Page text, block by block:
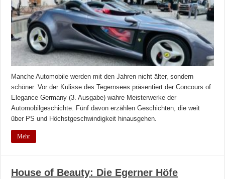
Manche Automobile werden mit den Jahren nicht älter, sondern
schöner. Vor der Kulisse des Tegernsees präsentiert der Concours of
Elegance Germany (3. Ausgabe) wahre Meisterwerke der
Automobilgeschichte. Fünf davon erzählen Geschichten, die weit
über PS und Höchstgeschwindigkeit hinausgehen.
Mehr
House of Beauty: Die Egerner Höfe